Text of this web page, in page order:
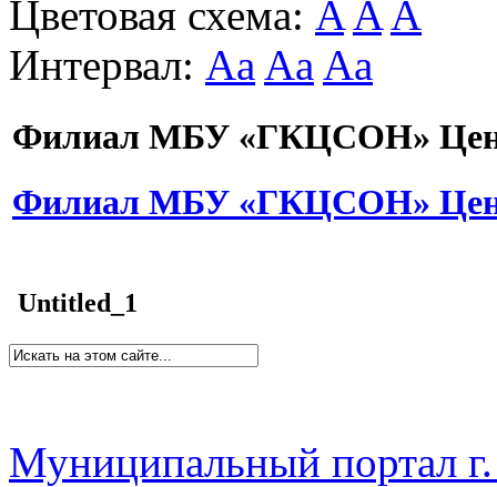
Цветовая схема: A A A
Интервал: Aa Aa Aa
Филиал МБУ «ГКЦСОН»
Филиал МБУ «ГКЦСОН»
Untitled_1
Муниципальный портал